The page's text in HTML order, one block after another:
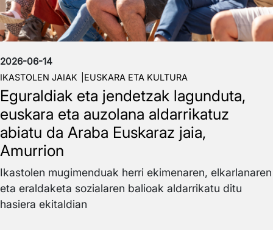
2026-06-14
IKASTOLEN JAIAK EUSKARA ETA KULTURA
Eguraldiak eta jendetzak lagunduta,
euskara eta auzolana aldarrikatuz
abiatu da Araba Euskaraz jaia,
Amurrion
Ikastolen mugimenduak herri ekimenaren, elkarlanaren
eta eraldaketa sozialaren balioak aldarrikatu ditu
hasiera ekitaldian